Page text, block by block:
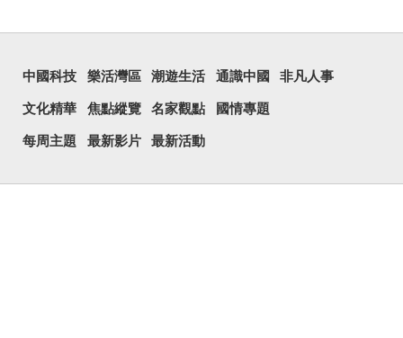
中國科技 樂活灣區 潮遊生活 通識中國 非凡人事
文化精華 焦點縱覽 名家觀點 國情專題
每周主題 最新影片 最新活動